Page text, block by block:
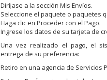
Diríjase a la sección Mis Envíos.
Seleccione el paquete o paquetes
Haga clic en Proceder con el Pago.
Ingrese los datos de su tarjeta de
Una vez realizado el pago, el
entrega de su preferencia:
Retiro en una agencia de Servicios